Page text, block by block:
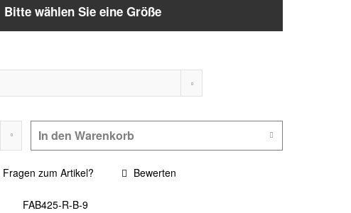
Bitte wählen Sie eine Größe
In den Warenkorb
Fragen zum Artikel? Bewerten
FAB425-R-B-9